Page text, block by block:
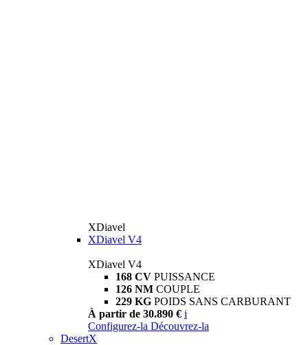
XDiavel
XDiavel V4
XDiavel V4
168 CV PUISSANCE
126 NM COUPLE
229 KG POIDS SANS CARBURANT
À partir de 30.890 € i
Configurez-la Découvrez-la
DesertX